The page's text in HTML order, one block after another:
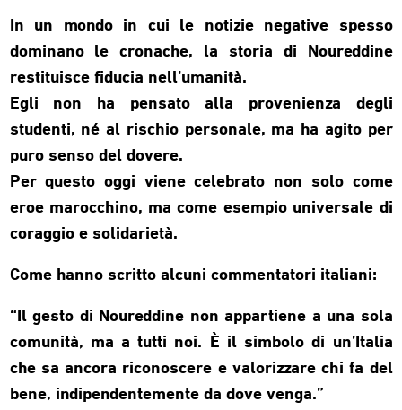
In un mondo in cui le notizie negative spesso
dominano le cronache, la storia di Noureddine
restituisce fiducia nell’umanità.
Egli non ha pensato alla provenienza degli
studenti, né al rischio personale, ma ha agito per
puro senso del dovere.
Per questo oggi viene celebrato non solo come
eroe marocchino, ma come esempio universale di
coraggio e solidarietà.
Come hanno scritto alcuni commentatori italiani:
“Il gesto di Noureddine non appartiene a una sola
comunità, ma a tutti noi. È il simbolo di un’Italia
che sa ancora riconoscere e valorizzare chi fa del
bene, indipendentemente da dove venga.”